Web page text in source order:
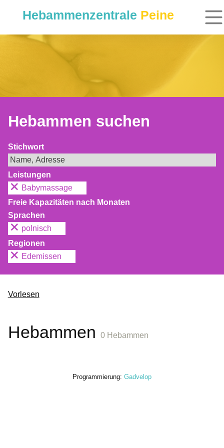
Hebammenzentrale Peine
Hebammen suchen
Stichwort
Leistungen
Babymassage
Freie Kapazitäten nach Monaten
Sprachen
polnisch
Regionen
Edemissen
Vorlesen
Hebammen 0 Hebammen
Programmierung: Gadvelop